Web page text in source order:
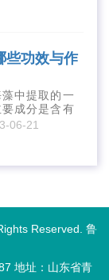
增强植物抗
些功效与作
中提取的一
成分是含有
物生长素、
进植物根系
等多种作用
06-21
Reserved. 鲁
地址：山东省青